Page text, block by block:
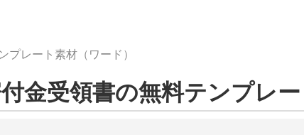
プレート素材（ワード）
金受領書の無料テンプレー